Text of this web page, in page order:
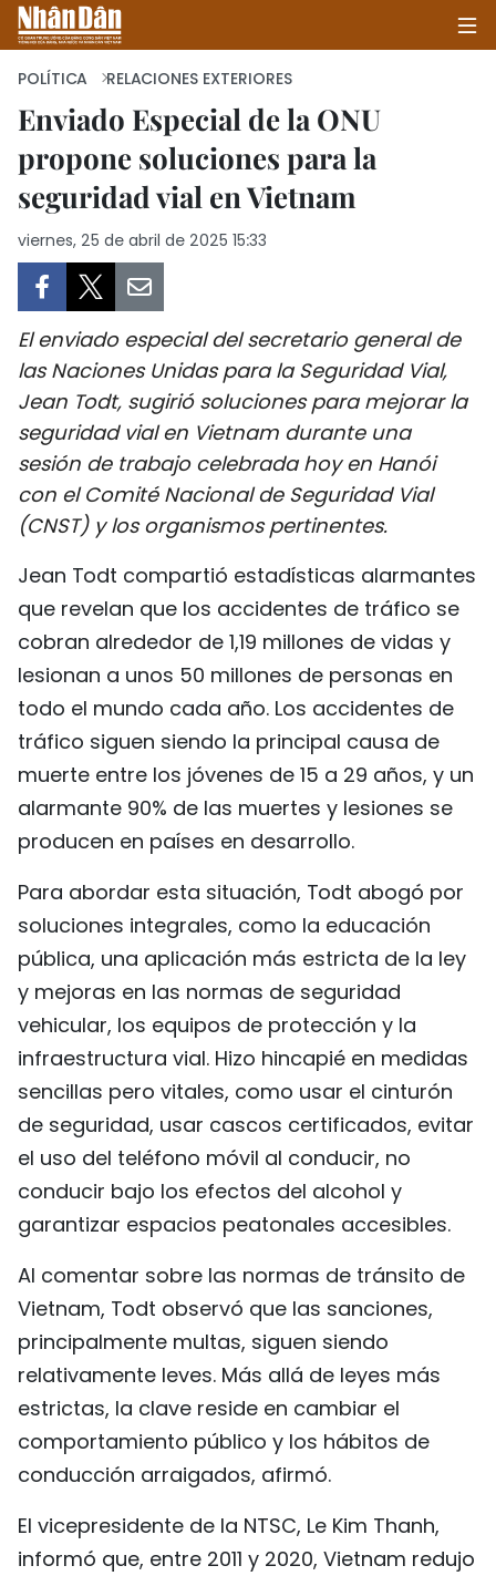
INICIO
POLÍTICA
SALUD - MEDIO AMBIENTE
CULTURA - ENTRETENIMIENTO
INTERNACIONAL
DEPORTES
VIAJES
PUENTE DE AMISTAD
HISTORIAS MULTIMEDIA
FOTOGRAFÍA
¿QUIÉNES SOMOS?
ENGLISH
中文
FRANÇAIS
РУССКИЙ
POLÍTICA RELACIONES EXTERIORES
Enviado Especial de la ONU
propone soluciones para la
seguridad vial en Vietnam
viernes, 25 de abril de 2025 15:33
El enviado especial del secretario general de
las Naciones Unidas para la Seguridad Vial,
Jean Todt, sugirió soluciones para mejorar la
seguridad vial en Vietnam durante una
sesión de trabajo celebrada hoy en Hanói
con el Comité Nacional de Seguridad Vial
(CNST) y los organismos pertinentes.
Jean Todt compartió estadísticas alarmantes
que revelan que los accidentes de tráfico se
cobran alrededor de 1,19 millones de vidas y
lesionan a unos 50 millones de personas en
todo el mundo cada año. Los accidentes de
tráfico siguen siendo la principal causa de
muerte entre los jóvenes de 15 a 29 años, y un
alarmante 90% de las muertes y lesiones se
producen en países en desarrollo.
Para abordar esta situación, Todt abogó por
soluciones integrales, como la educación
pública, una aplicación más estricta de la ley
y mejoras en las normas de seguridad
vehicular, los equipos de protección y la
infraestructura vial. Hizo hincapié en medidas
sencillas pero vitales, como usar el cinturón
de seguridad, usar cascos certificados, evitar
el uso del teléfono móvil al conducir, no
conducir bajo los efectos del alcohol y
garantizar espacios peatonales accesibles.
Al comentar sobre las normas de tránsito de
Vietnam, Todt observó que las sanciones,
principalmente multas, siguen siendo
relativamente leves. Más allá de leyes más
estrictas, la clave reside en cambiar el
comportamiento público y los hábitos de
conducción arraigados, afirmó.
El vicepresidente de la NTSC, Le Kim Thanh,
informó que, entre 2011 y 2020, Vietnam redujo